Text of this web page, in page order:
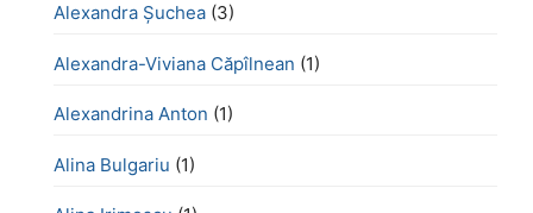
Alexandra Șuchea (3)
Alexandra-Viviana Căpîlnean (1)
Alexandrina Anton (1)
Alina Bulgariu (1)